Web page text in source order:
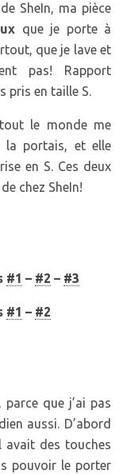
SheIn, ma pièce
que je porte à
que je lave et
pas! Rapport
pris en taille S.
le monde me
la portais, et elle
en S. Ces deux
chez SheIn!
#1 – #2 – #3
#1 – #2
parce que j’ai pas
aussi. D’abord
avait des touches
pouvoir le porter